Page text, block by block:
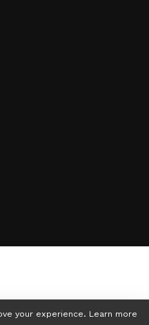
your experience. Learn more